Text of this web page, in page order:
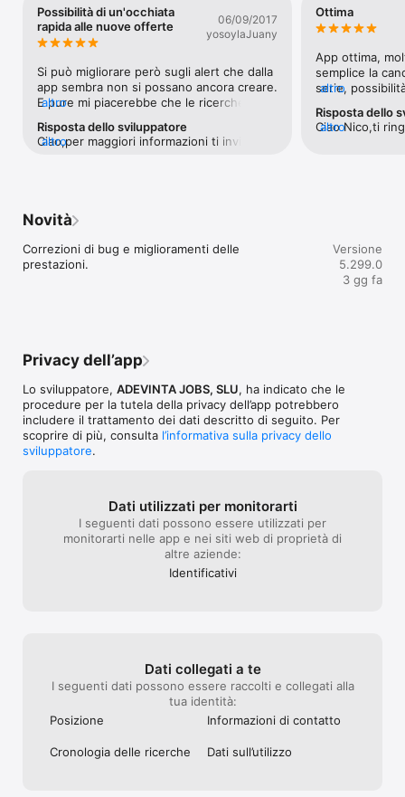
Possibilità di un'occhiata
rapida alle nuove offerte
06/09/2017
yosoylaJuany
Si può migliorare però sugli alert che dalla
app sembra non si possano ancora creare.
E pure mi piacerebbe che le ricerche
rimanessero in memoria, e quindi non
scorressero fino a scomparire (quando
autenticarsi ogni volta, e potendo subito
iscriversi alle offerte mi sembra molto
altro
Risposta dello sviluppatore
Ciao,per maggiori informazioni ti invitiamo
altro
Ottima
App ottima,
semplice la
serie,
interessante
sapere se
altro
Risposta dello
Ciao Nico,ti
altro
Novità
Correzioni di bug e miglioramenti delle
prestazioni.
Versione
5.299.0
3 gg fa
Privacy dell’app
Lo sviluppatore, ADEVINTA JOBS, SLU, ha indicato che le
procedure per la tutela della privacy dell’app potrebbero
includere il trattamento dei dati descritto di seguito. Per
scoprire di più, consulta l’informativa sulla privacy dello
sviluppatore.
Dati utilizzati per monitorarti
I seguenti dati possono essere utilizzati per
monitorarti nelle app e nei siti web di proprietà di
altre aziende:
Identificativi
Dati collegati a te
I seguenti dati possono essere raccolti e collegati alla
tua identità:
Posizione
Informazioni di contatto
Cronologia delle ricerche Dati sull’utilizzo